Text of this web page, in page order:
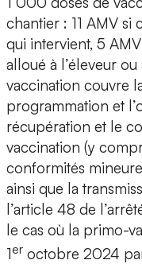
chantier : 11 AMV si
qui intervient, 5
alloué à l’éleveur
vaccination couvre
programmation et
récupération et le
vaccination (y
conformités
ainsi que la
l’article 48 de
le cas où la primo-
1er octobre 2024